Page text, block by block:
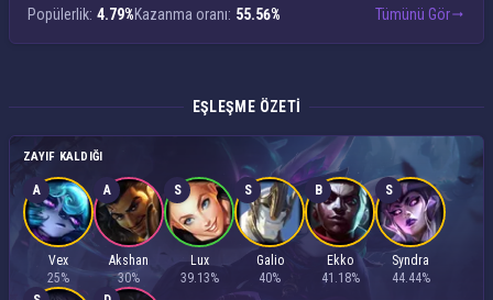
Popülerlik: 4.79%Kazanma oranı: 55.56% Tümünü Gör
EŞLEŞME ÖZETI
ZAYIF KALDIĞI
A
Vex
25%
A
Akshan
30%
S
Lux
39.13%
S
Galio
40%
B
Ekko
41.18%
S
Syndra
44.44%